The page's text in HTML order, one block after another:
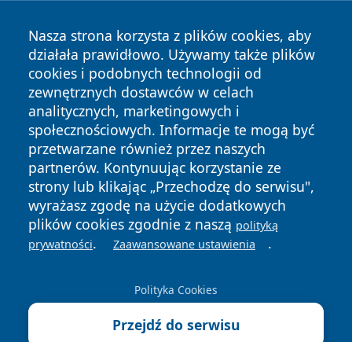
Nasza strona korzysta z plików cookies, aby
działała prawidłowo. Używamy także plików
cookies i podobnych technologii od
zewnętrznych dostawców w celach
analitycznych, marketingowych i
społecznościowych. Informacje te mogą być
przetwarzane również przez naszych
partnerów. Kontynuując korzystanie ze
strony lub klikając „Przechodzę do serwisu",
wyrażasz zgodę na użycie dodatkowych
plików cookies zgodnie z naszą polityką
prywatności. Zaawansowane ustawienia .
Polityka Cookies
Przejdź do serwisu
Copyright © 2026 nowosadecki24.pl Wszystkie prawa
zastrzeżone.
News Autorzy
Polityka
Prywatności
Polityka
Cookies